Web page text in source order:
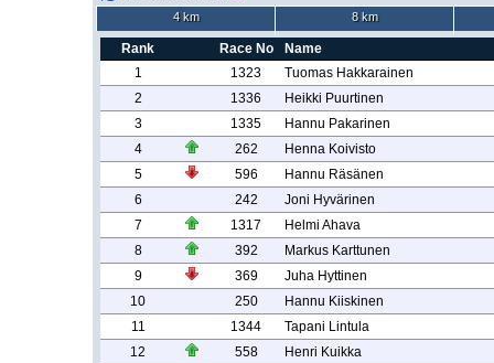
4 km
8 km
Rank Race No
Name
1
1323
Tuomas Hakkarainen
2
1336
Heikki Puurtinen
3
1335
Hannu Pakarinen
4
262
Henna Koivisto
5
596
Hannu Räsänen
6
242
Joni Hyvärinen
7
1317
Helmi Ahava
8
392
Markus Karttunen
9
369
Juha Hyttinen
10
250
Hannu Kiiskinen
11
1344
Tapani Lintula
12
558
Henri Kuikka